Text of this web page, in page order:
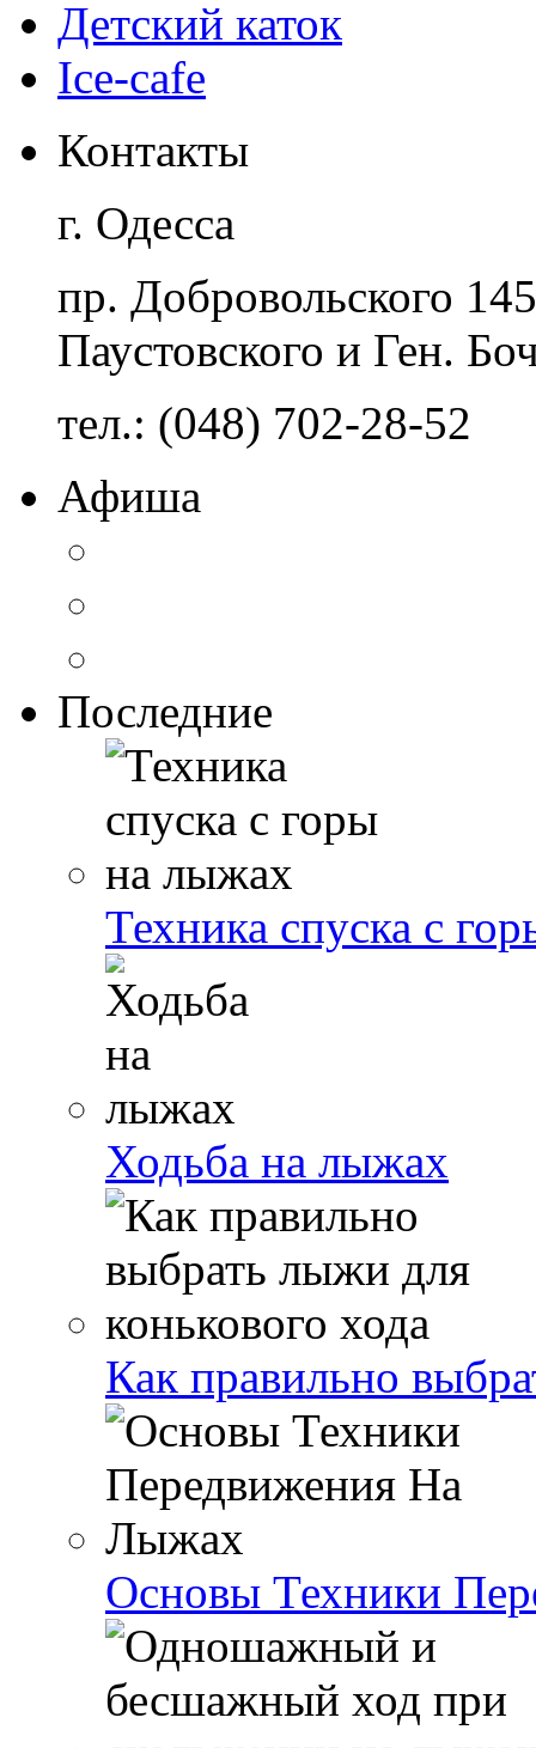
Детский каток
Ice-cafe
Контакты
г. Одесса
пр. Добровольского
Паустовского и Ген.
тел.: (048) 702-28-52
Афиша
Последние
Техника спуска с
Ходьба на лыжах
Как правильно
Основы Техники